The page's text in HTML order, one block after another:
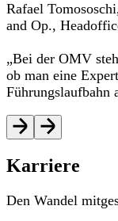
Rafael
and Op.,
„Bei der OMV
ob man eine
Führungslaufbahn
Karriere
Den Wandel